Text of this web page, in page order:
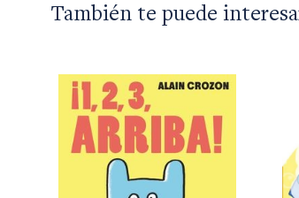
También te puede